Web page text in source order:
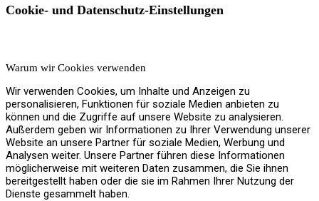
Lüftung / Klima
Cookie- und Datenschutz-Einstellungen
Warum wir Cookies verwenden
Wir verwenden Cookies, um Inhalte und Anzeigen zu
personalisieren, Funktionen für soziale Medien anbieten zu
können und die Zugriffe auf unsere Website zu analysieren.
Außerdem geben wir Informationen zu Ihrer Verwendung unserer
Website an unsere Partner für soziale Medien, Werbung und
Analysen weiter. Unsere Partner führen diese Informationen
möglicherweise mit weiteren Daten zusammen, die Sie ihnen
bereitgestellt haben oder die sie im Rahmen Ihrer Nutzung der
Dienste gesammelt haben.